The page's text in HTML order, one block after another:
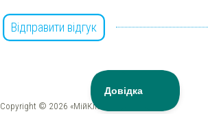
Відправити відгук
Copyright © 2026 «МійКлас»